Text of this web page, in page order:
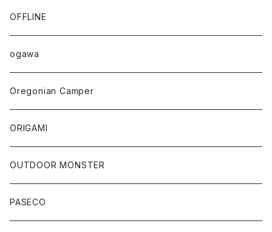
OFFLINE
ogawa
Oregonian Camper
ORIGAMI
OUTDOOR MONSTER
PASECO